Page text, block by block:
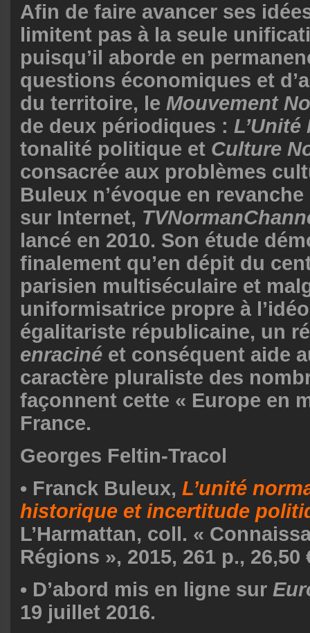
Afin de faire avancer ses
limitent pas à la seule
puisqu’il aborde en
questions économiques et
du territoire, le Mouvement
de deux périodiques :
tonalité politique et Culture
consacrée aux problèmes
Buleux n’évoque en
sur Internet,
lancé en 2010. Son étude
finalement qu’en dépit du
parisien multiséculaire et
uniformisatrice propre à
égalitariste républicaine, un
enraciné et conséquent aide
caractère pluraliste des
façonnent cette « Europe en
France.
Georges Feltin-Tracol
• Franck Buleux, L’unité
historique et incertitude
L’Harmattan, coll. «
Régions », 2015, 261 p., 26,50
• D’abord mis en ligne sur
19 juillet 2016.